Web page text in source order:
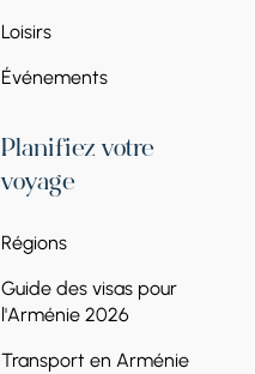
Loisirs
Événements
Planifiez votre
voyage
Régions
Guide des visas pour
l'Arménie 2026
Transport en Arménie